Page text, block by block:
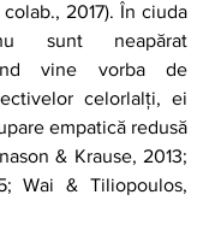
2017). În ciuda
sunt neapărat
vine vorba de
celorlalți, ei
empatică redusă
& Krause, 2013;
Wai & Tiliopoulos,